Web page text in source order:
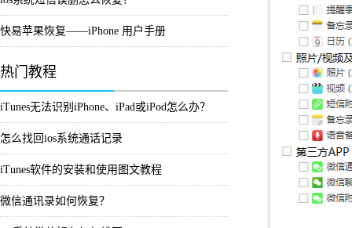
快易苹果恢复——iPhone 用户手册
热门教程
iTunes无法识别iPhone、iPad或iPod怎么办？
怎么找回ios系统通话记录
iTunes软件的安装和使用图文教程
微信通讯录如何恢复？